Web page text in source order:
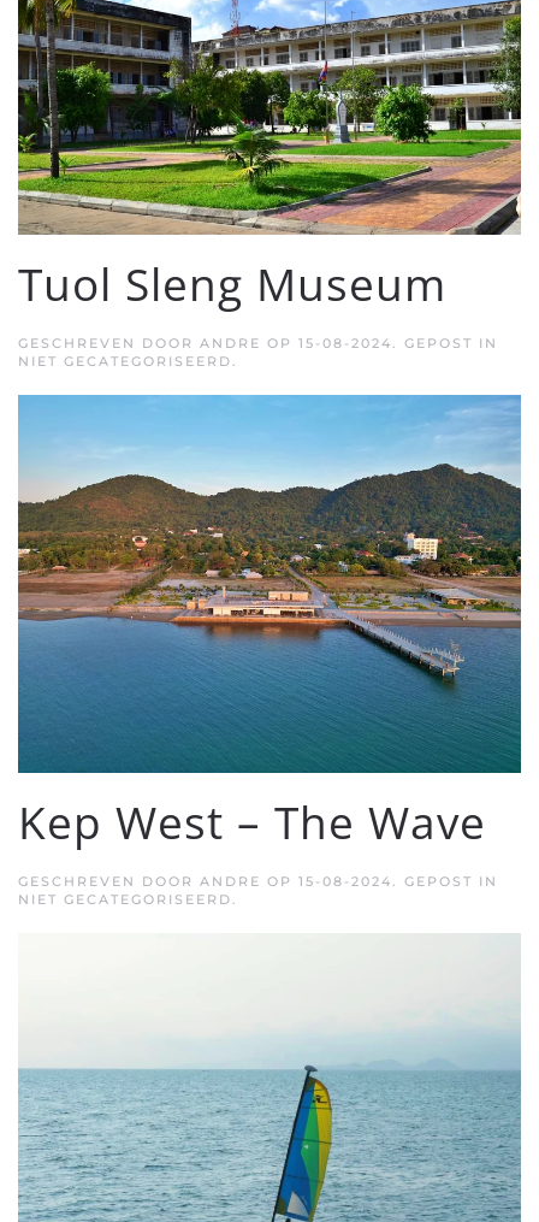
Tuol Sleng Museum
GESCHREVEN DOOR ANDRE OP 15-08-2024. GEPOST IN
NIET GECATEGORISEERD.
Kep West – The Wave
GESCHREVEN DOOR ANDRE OP 15-08-2024. GEPOST IN
NIET GECATEGORISEERD.